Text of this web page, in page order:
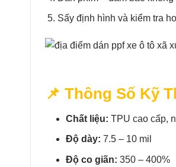
Sấy định hình và kiểm tra
📌 Thông Số Kỹ
Chất liệu: TPU cao cấp,
Độ dày: 7.5 – 10 mil
Độ co giãn: 350 – 400%